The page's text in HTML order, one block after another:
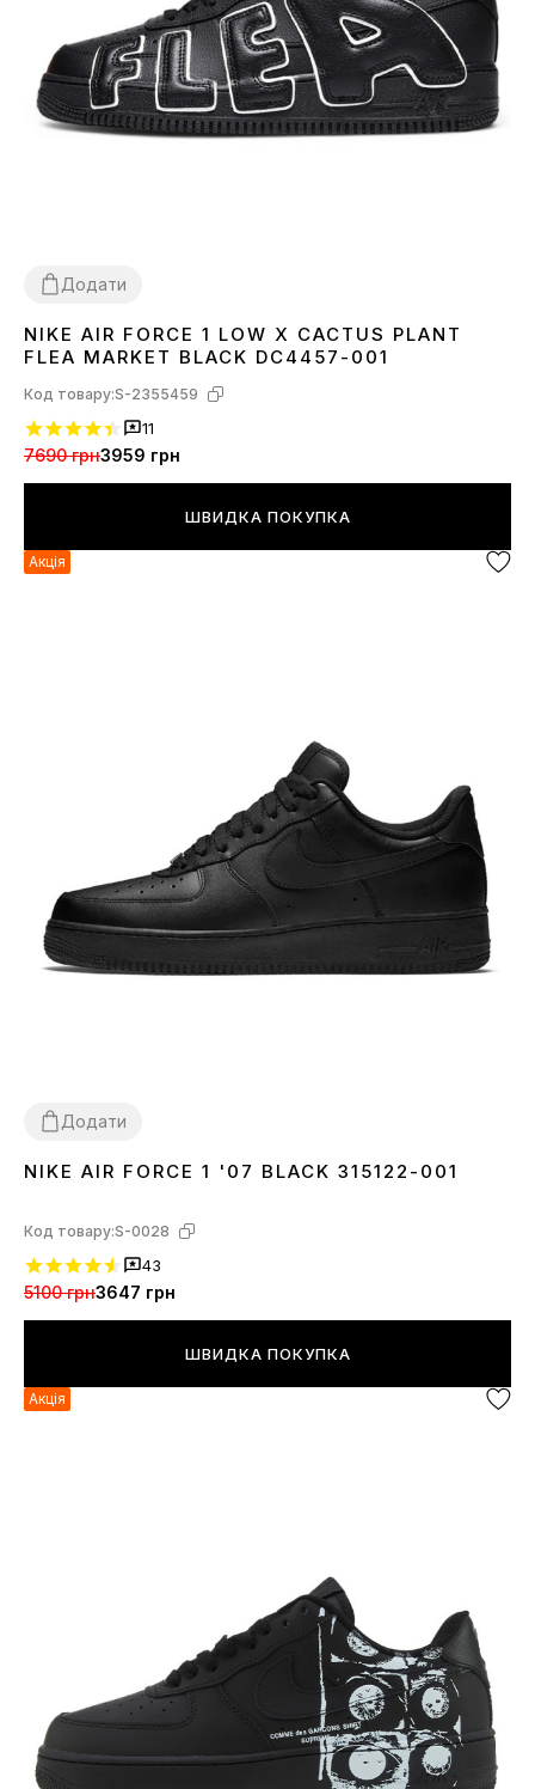
Додати
3638 4142 43 4445
NIKE AIR FORCE 1 LOW X CACTUS PLANT
FLEA MARKET BLACK DC4457-001
Код товару:S-2355459
11
7690 грн3959 грн
ШВИДКА ПОКУПКА
Акція
Додати
3637 38 39 40414243 44 45 46
NIKE AIR FORCE 1 '07 BLACK 315122-001
Код товару:S-0028
43
5100 грн3647 грн
ШВИДКА ПОКУПКА
Акція